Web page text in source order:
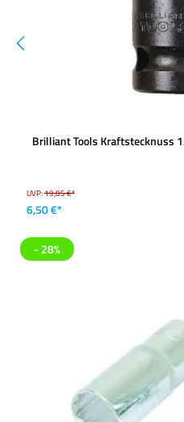
Brilliant Tools Kraftstecknuss
UVP:19,85 €*
6,50 €*
- 28%